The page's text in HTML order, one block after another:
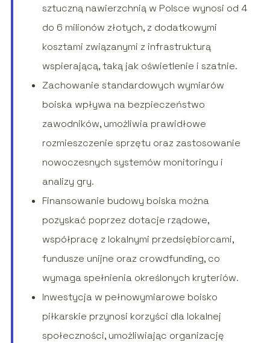
sztuczną nawierzchnią w Polsce wynosi od 4
do 6 milionów złotych, z dodatkowymi
kosztami związanymi z infrastrukturą
wspierającą, taką jak oświetlenie i szatnie.
Zachowanie standardowych wymiarów
boiska wpływa na bezpieczeństwo
zawodników, umożliwia prawidłowe
rozmieszczenie sprzętu oraz zastosowanie
nowoczesnych systemów monitoringu i
analizy gry.
Finansowanie budowy boiska można
pozyskać poprzez dotacje rządowe,
współpracę z lokalnymi przedsiębiorcami,
fundusze unijne oraz crowdfunding, co
wymaga spełnienia określonych kryteriów.
Inwestycja w pełnowymiarowe boisko
piłkarskie przynosi korzyści dla lokalnej
społeczności, umożliwiając organizację